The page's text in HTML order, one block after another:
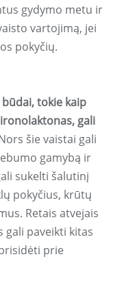
gydymo metu ir
vartojimą, jei
pokyčių.
tokie kaip
gali
šie vaistai gali
gamybą ir
sukelti šalutinį
pokyčius, krūtų
Retais atvejais
gali paveikti kitas
prie